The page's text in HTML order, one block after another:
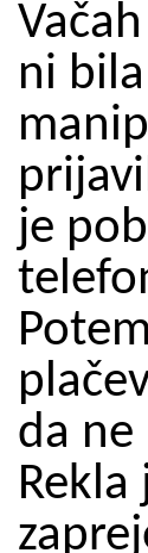
ni
je
da ne